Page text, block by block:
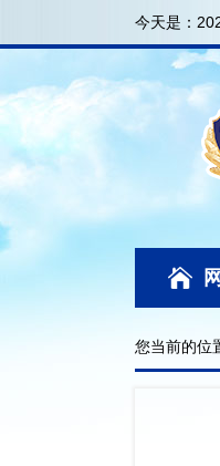
今天是：
您当前的位